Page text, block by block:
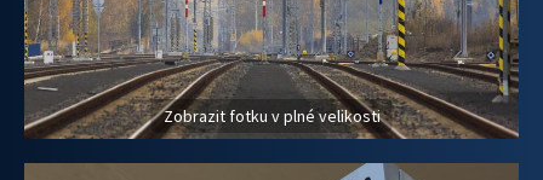
Zobrazit fotku v plné velikosti